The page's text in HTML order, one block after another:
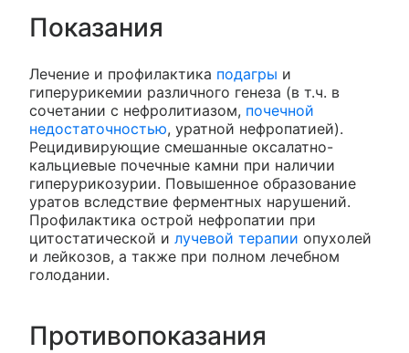
Показания
Лечение и профилактика подагры и
гиперурикемии различного генеза (в т.ч. в
сочетании с нефролитиазом, почечной
недостаточностью, уратной нефропатией).
Рецидивирующие смешанные оксалатно-
кальциевые почечные камни при наличии
гиперурикозурии. Повышенное образование
уратов вследствие ферментных нарушений.
Профилактика острой нефропатии при
цитостатической и лучевой терапии опухолей
и лейкозов, а также при полном лечебном
голодании.
Противопоказания